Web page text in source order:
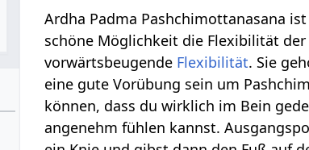
Ardha Padma Pashchimottanasana
schöne Möglichkeit die Flexibilität
vorwärtsbeugende Flexibilität. Sie
eine gute Vorübung sein um
können, dass du wirklich im Bein
angenehm fühlen kannst.